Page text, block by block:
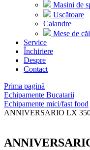
Mașini de
Uscătoare
Calandre
Mese de
Service
Închiriere
Despre
Contact
Prima pagină
Echipamente Bucatarii
Echipamente mici/fast food
ANNIVERSARIO LX